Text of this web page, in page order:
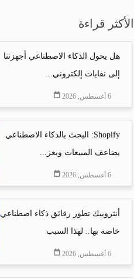
الأكثر قراءة
هل يحول الذكاء الاصطناعي أجهزتنا
إلى نفايات إلكتروني...
6 أغسطس, 2026
Shopify: البحث بالذكاء الاصطناعي
يضاعف المبيعات ويعز...
6 أغسطس, 2026
أنثروبيك تطور رقائق ذكاء اصطناعي
خاصة بها.. لهذا السبب
6 أغسطس, 2026